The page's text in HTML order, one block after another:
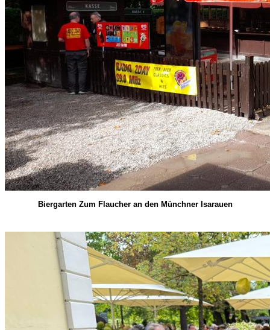
Biergarten Zum Flaucher an den Münchner Isarauen